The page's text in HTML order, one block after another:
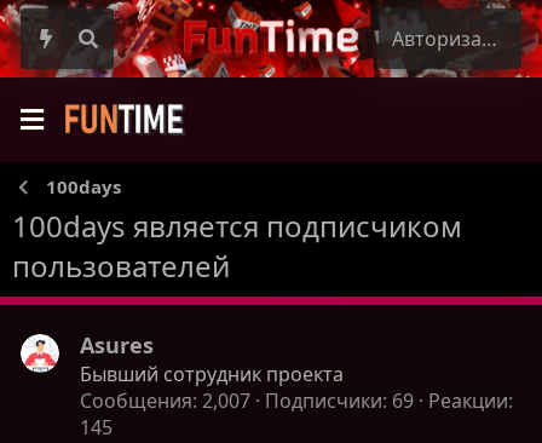
Авторизация
100days
100days является подписчиком
пользователей
Asures
Бывший сотрудник проекта
Сообщения 2,007 Подписчики 69 Реакции
145